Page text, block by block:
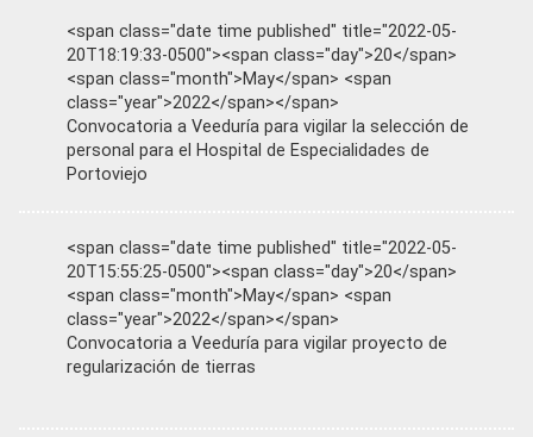
<span class="date time published" title="2022-05-
20T18:19:33-0500"><span class="day">20</span>
<span class="month">May</span> <span
class="year">2022</span></span>
Convocatoria a Veeduría para vigilar la selección de
personal para el Hospital de Especialidades de
Portoviejo
<span class="date time published" title="2022-05-
20T15:55:25-0500"><span class="day">20</span>
<span class="month">May</span> <span
class="year">2022</span></span>
Convocatoria a Veeduría para vigilar proyecto de
regularización de tierras